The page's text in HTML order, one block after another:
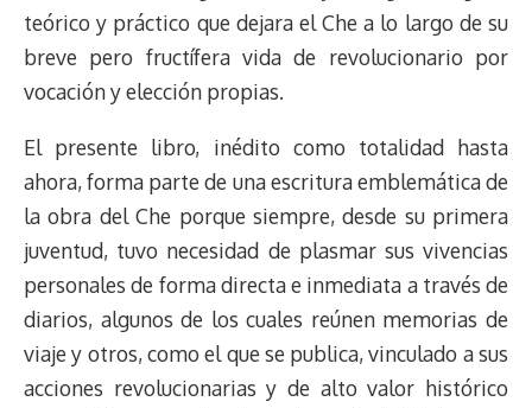
teórico y práctico que dejara el Che a lo largo de su
breve pero fructífera vida de revolucionario por
vocación y elección propias.
El presente libro, inédito como totalidad hasta
ahora, forma parte de una escritura emblemática de
la obra del Che porque siempre, desde su primera
juventud, tuvo necesidad de plasmar sus vivencias
personales de forma directa e inmediata a través de
diarios, algunos de los cuales reúnen memorias de
viaje y otros, como el que se publica, vinculado a sus
acciones revolucionarias y de alto valor histórico